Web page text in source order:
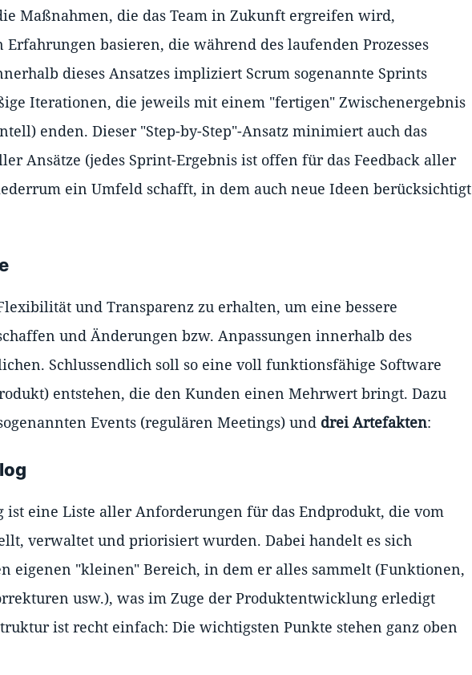
Maßnahmen, die das Team in Zukunft ergreifen wird,
basieren, die während des laufenden Prozesses
dieses Ansatzes impliziert Scrum sogenannte Sprints
Iterationen, die jeweils mit einem "fertigen" Zwischenergebnis
enden. Dieser "Step-by-Step"-Ansatz minimiert auch das
Ansätze (jedes Sprint-Ergebnis ist offen für das Feedback aller
ein Umfeld schafft, in dem auch neue Ideen berücksichtigt
und Transparenz zu erhalten, um eine bessere
und Änderungen bzw. Anpassungen innerhalb des
Schlussendlich soll so eine voll funktionsfähige Software
entstehen, die den Kunden einen Mehrwert bringt. Dazu
Events (regulären Meetings) und drei Artefakten:
ist eine Liste aller Anforderungen für das Endprodukt, die vom
verwaltet und priorisiert wurden. Dabei handelt es sich
eigenen "kleinen" Bereich, in dem er alles sammelt (Funktionen,
usw.), was im Zuge der Produktentwicklung erledigt
ist recht einfach: Die wichtigsten Punkte stehen ganz oben